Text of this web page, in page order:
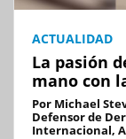
ACTUALIDAD
La pasión
mano con
Por Michael
Defensor de
Internacional,